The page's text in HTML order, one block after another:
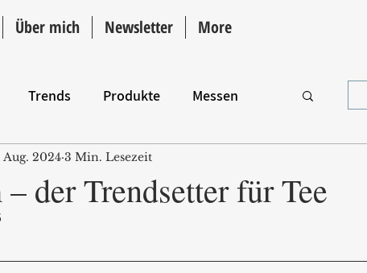
Über mich Newsletter More
Trends Produkte Messen
Intro
der Trendsetter für Tee
Aug. 2024 3 Min. Lesezeit